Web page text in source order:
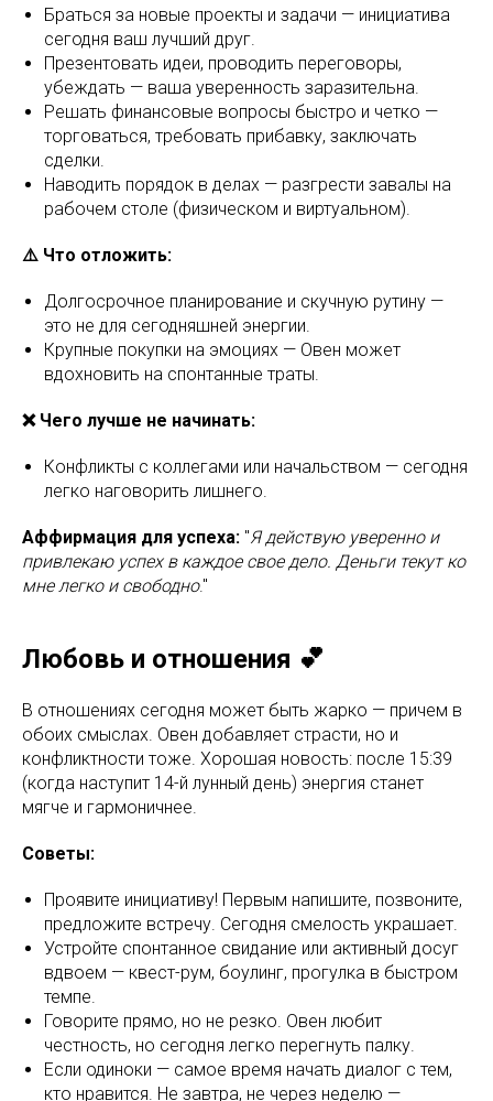
Браться за новые проекты и задачи — инициатива
сегодня ваш лучший друг.
Презентовать идеи, проводить переговоры,
убеждать — ваша уверенность заразительна.
Решать финансовые вопросы быстро и четко —
торговаться, требовать прибавку, заключать
сделки.
Наводить порядок в делах — разгрести завалы на
рабочем столе (физическом и виртуальном).
⚠️ Что отложить:
Долгосрочное планирование и скучную рутину —
это не для сегодняшней энергии.
Крупные покупки на эмоциях — Овен может
вдохновить на спонтанные траты.
❌ Чего лучше не начинать:
Конфликты с коллегами или начальством — сегодня
легко наговорить лишнего.
Аффирмация для успеха: "Я действую уверенно и
привлекаю успех в каждое свое дело. Деньги текут ко
мне легко и свободно."
Любовь и отношения 💕
В отношениях сегодня может быть жарко — причем в
обоих смыслах. Овен добавляет страсти, но и
конфликтности тоже. Хорошая новость: после 15:39
(когда наступит 14-й лунный день) энергия станет
мягче и гармоничнее.
Советы:
Проявите инициативу! Первым напишите, позвоните,
предложите встречу. Сегодня смелость украшает.
Устройте спонтанное свидание или активный досуг
вдвоем — квест-рум, боулинг, прогулка в быстром
темпе.
Говорите прямо, но не резко. Овен любит
честность, но сегодня легко перегнуть палку.
Если одиноки — самое время начать диалог с тем,
кто нравится. Не завтра, не через неделю —